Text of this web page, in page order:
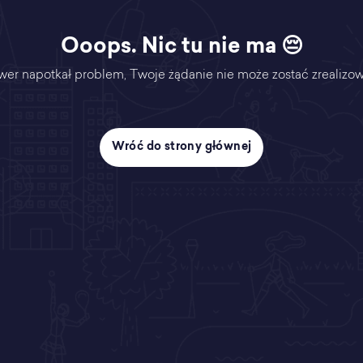
Ooops. Nic tu nie ma 😔
napotkał problem, Twoje żądanie nie może zostać
Wróć do strony głównej